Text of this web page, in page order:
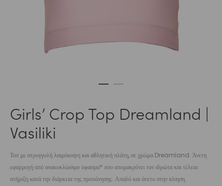
Girls’ Crop Top Dreamland |
Vasiliki
Τοπ με στρογγυλή λαιμόκοψη και αθλητική πλάτη, σε χρώμα Dreamland. Άνετη
εφαρμογή από ανακυκλώσιμο ύφασμα* που απομακρύνει τον ιδρώτα και τέλεια
στήριξη κατά την διάρκεια της προπόνησης. Απαλό και άνετο στην κίνηση.